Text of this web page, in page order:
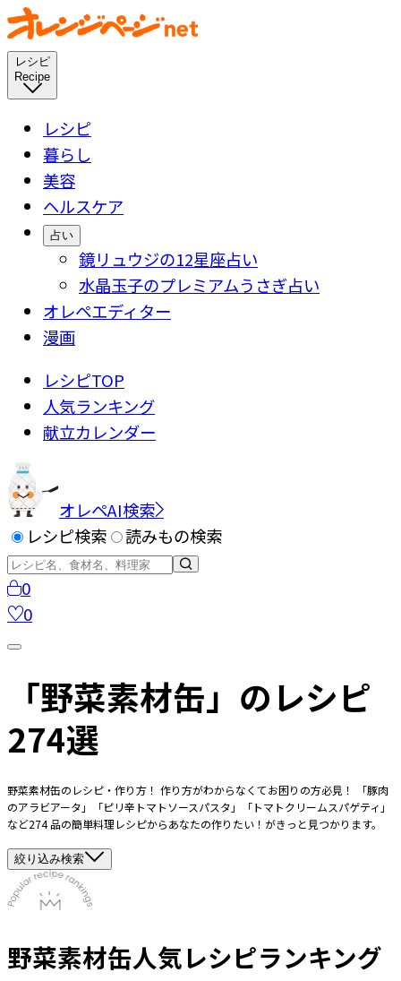
レシピ
Recipe
レシピ
暮らし
美容
ヘルスケア
占い
鏡リュウジの12星座占い
水晶玉子のプレミアムうさぎ占い
オレペエディター
漫画
レシピTOP
人気ランキング
献立カレンダー
オレペAI検索
レシピ検索
読みもの検索
0
0
「野菜素材缶」のレシピ
274選
野菜素材缶のレシピ・作り方！ 作り方がわからなくてお困りの方必見！ 「豚肉
のアラビアータ」「ピリ辛トマトソースパスタ」「トマトクリームスパゲティ」
など274 品の簡単料理レシピからあなたの作りたい！がきっと見つかります。
絞り込み検索
野菜素材缶人気レシピランキング